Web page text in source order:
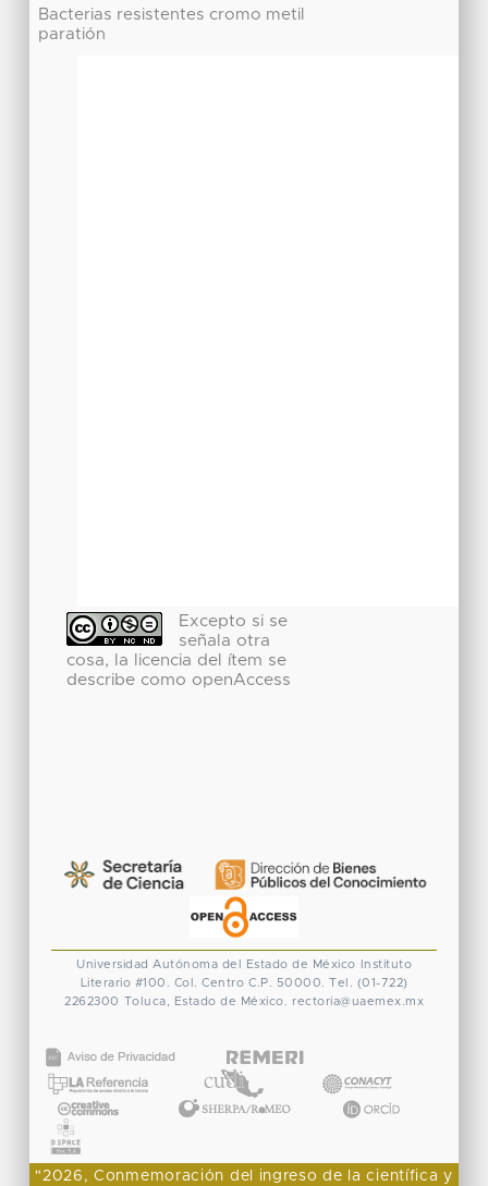
Bacterias resistentes cromo metil
paratión
Excepto si se
señala otra
cosa, la licencia del ítem se
describe como openAccess
Universidad Autónoma del Estado de México
Instituto
Literario #100. Col. Centro C.P. 50000. Tel. (01-722)
2262300 Toluca, Estado de México. rectoria@uaemex.mx
"2026, Conmemoración del ingreso de la científica y